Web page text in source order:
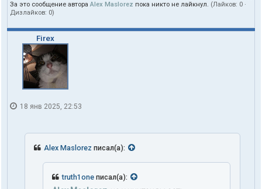
За это сообщение автора Alex Maslorez пока никто не лайкнул. (Лайков: 0 ·
Дизлайков: 0)
Firex
18 янв 2025, 22:53
Alex Maslorez писал(а):
truth1one писал(а):